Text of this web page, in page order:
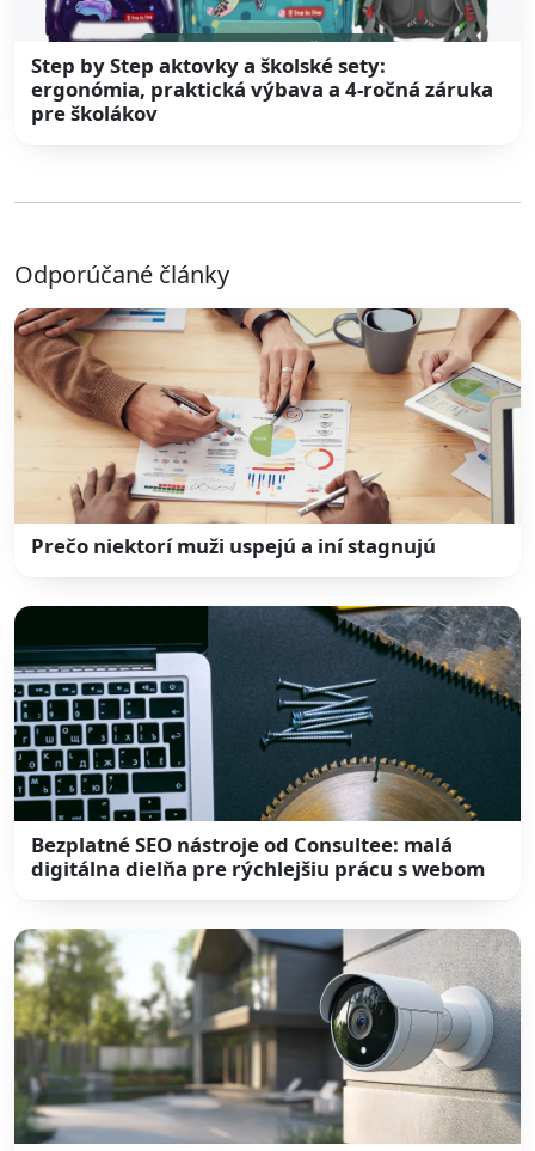
Step by Step aktovky a školské sety:
ergonómia, praktická výbava a 4-ročná záruka
pre školákov
Odporúčané články
Prečo niektorí muži uspejú a iní stagnujú
Bezplatné SEO nástroje od Consultee: malá
digitálna dielňa pre rýchlejšiu prácu s webom